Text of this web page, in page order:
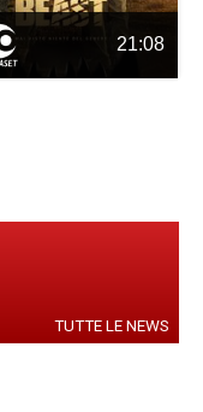
21:08
TUTTE LE NEWS